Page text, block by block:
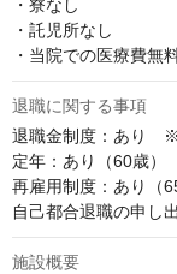
・寮なし
・託児所なし
・当院での医療費無
退職に関する事項
退職金制度：あり　
定年：あり（60歳）
再雇用制度：あり（
自己都合退職の申し
施設概要